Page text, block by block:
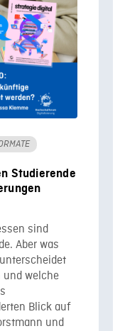
Studierende
sind
Aber was
und welche
Blick auf
und